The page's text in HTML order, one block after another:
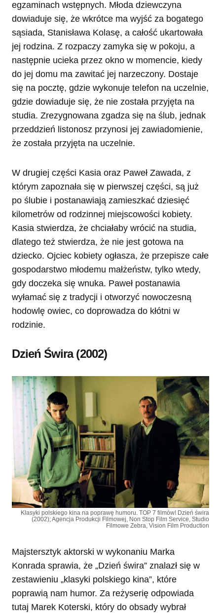
egzaminach wstępnych. Młoda dziewczyna
dowiaduje się, że wkrótce ma wyjść za bogatego
sąsiada, Stanisława Kolasę, a całość ukartowała
jej rodzina. Z rozpaczy zamyka się w pokoju, a
następnie ucieka przez okno w momencie, kiedy
do jej domu ma zawitać jej narzeczony. Dostaje
się na pocztę, gdzie wykonuje telefon na uczelnie,
gdzie dowiaduje się, że nie została przyjęta na
studia. Zrezygnowana zgadza się na ślub, jednak
przeddzień listonosz przynosi jej zawiadomienie,
że została przyjęta na uczelnie.
W drugiej części Kasia oraz Paweł Zawada, z
którym zapoznała się w pierwszej części, są już
po ślubie i postanawiają zamieszkać dziesięć
kilometrów od rodzinnej miejscowości kobiety.
Kasia stwierdza, że chciałaby wrócić na studia,
dlatego też stwierdza, że nie jest gotowa na
dziecko. Ojciec kobiety ogłasza, że przepisze całe
gospodarstwo młodemu małżeństw, tylko wtedy,
gdy doczeka się wnuka. Paweł postanawia
wyłamać się z tradycji i otworzyć nowoczesną
hodowlę owiec, co doprowadza do kłótni w
rodzinie.
Dzień Świra (2002)
Klasyki polskiego kina na poprawę humoru. TOP 7 filmów! Dzień świra
(2002); Agencja Produkcji Filmowej, Non Stop Film Service, Studio
Filmowe Zebra, Vision Film Production
Majstersztyk aktorski w wykonaniu Marka
Konrada sprawia, że „Dzień świra” znalazł się w
zestawieniu „klasyki polskiego kina”, które
poprawią nam humor. Za reżyserię odpowiada
tutaj Marek Koterski, który do obsady wybrał